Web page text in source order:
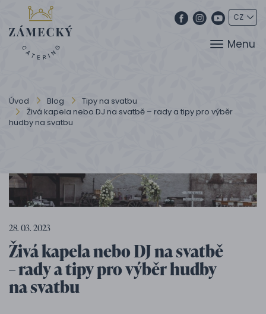
Menu
Úvod Blog
Tipy na svatbu
Živá kapela nebo DJ na svatbě – rady a tipy pro výběr
hudby na svatbu
28. 03. 2023
Živá kapela nebo DJ na svatbě
– rady a tipy pro výběr hudby
na svatbu